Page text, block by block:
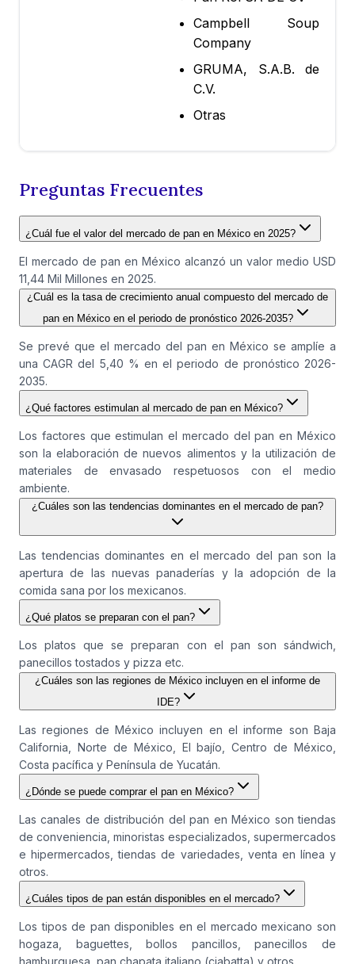
Campbell Soup
Company
GRUMA, S.A.B. de
C.V.
Otras
Preguntas Frecuentes
¿Cuál fue el valor del mercado de pan en México en 2025?
El mercado de pan en México alcanzó un valor medio USD
11,44 Mil Millones en 2025.
¿Cuál es la tasa de crecimiento anual compuesto del mercado de
pan en México en el periodo de pronóstico 2026-2035?
Se prevé que el mercado del pan en México se amplíe a
una CAGR del 5,40 % en el periodo de pronóstico 2026-
2035.
¿Qué factores estimulan al mercado de pan en México?
Los factores que estimulan el mercado del pan en México
son la elaboración de nuevos alimentos y la utilización de
materiales de envasado respetuosos con el medio
ambiente.
¿Cuáles son las tendencias dominantes en el mercado de pan?
Las tendencias dominantes en el mercado del pan son la
apertura de las nuevas panaderías y la adopción de la
comida sana por los mexicanos.
¿Qué platos se preparan con el pan?
Los platos que se preparan con el pan son sándwich,
panecillos tostados y pizza etc.
¿Cuáles son las regiones de México incluyen en el informe de
IDE?
Las regiones de México incluyen en el informe son Baja
California, Norte de México, El bajío, Centro de México,
Costa pacífica y Península de Yucatán.
¿Dónde se puede comprar el pan en México?
Las canales de distribución del pan en México son tiendas
de conveniencia, minoristas especializados, supermercados
e hipermercados, tiendas de variedades, venta en línea y
otros.
¿Cuáles tipos de pan están disponibles en el mercado?
Los tipos de pan disponibles en el mercado mexicano son
hogaza, baguettes, bollos pancillos, panecillos de